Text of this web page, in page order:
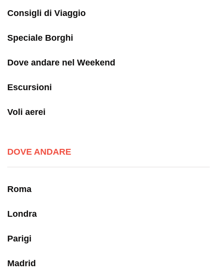
Consigli di Viaggio
Speciale Borghi
Dove andare nel Weekend
Escursioni
Voli aerei
DOVE ANDARE
Roma
Londra
Parigi
Madrid